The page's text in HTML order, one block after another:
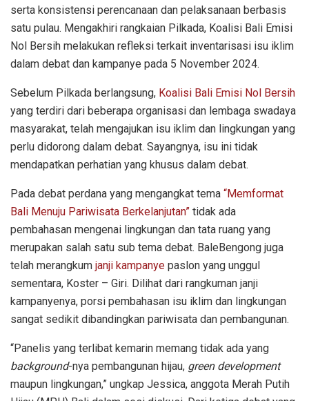
serta konsistensi perencanaan dan pelaksanaan berbasis
satu pulau. Mengakhiri rangkaian Pilkada, Koalisi Bali Emisi
Nol Bersih melakukan refleksi terkait inventarisasi isu iklim
dalam debat dan kampanye pada 5 November 2024.
Sebelum Pilkada berlangsung, Koalisi Bali Emisi Nol Bersih
yang terdiri dari beberapa organisasi dan lembaga swadaya
masyarakat, telah mengajukan isu iklim dan lingkungan yang
perlu didorong dalam debat. Sayangnya, isu ini tidak
mendapatkan perhatian yang khusus dalam debat.
Pada debat perdana yang mengangkat tema “Memformat
Bali Menuju Pariwisata Berkelanjutan” tidak ada
pembahasan mengenai lingkungan dan tata ruang yang
merupakan salah satu sub tema debat. BaleBengong juga
telah merangkum janji kampanye paslon yang unggul
sementara, Koster – Giri. Dilihat dari rangkuman janji
kampanyenya, porsi pembahasan isu iklim dan lingkungan
sangat sedikit dibandingkan pariwisata dan pembangunan.
“Panelis yang terlibat kemarin memang tidak ada yang
background-nya pembangunan hijau, green development
maupun lingkungan,” ungkap Jessica, anggota Merah Putih